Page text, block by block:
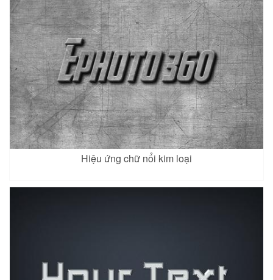
Hiệu ứng chữ nổi kim loại